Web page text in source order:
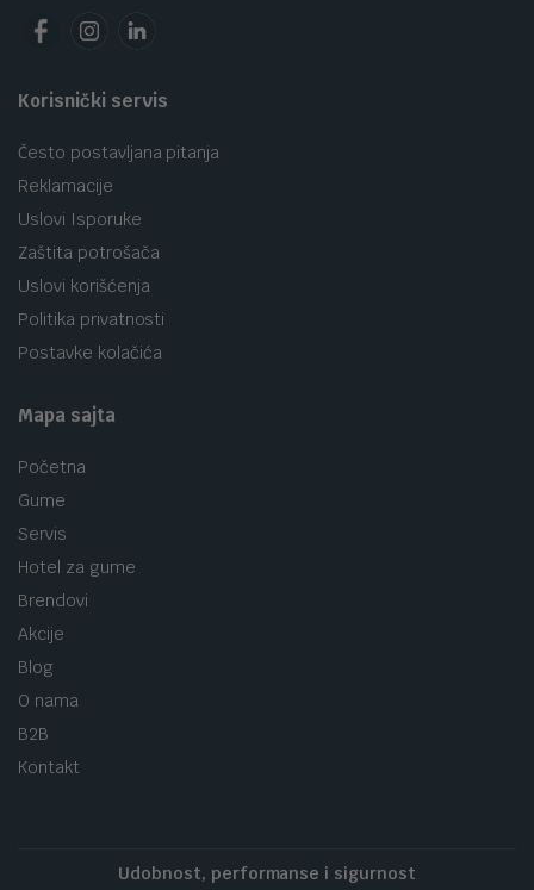
Korisnički servis
Često postavljana pitanja
Reklamacije
Uslovi Isporuke
Zaštita potrošača
Uslovi korišćenja
Politika privatnosti
Postavke kolačića
Mapa sajta
Početna
Gume
Servis
Hotel za gume
Brendovi
Akcije
Blog
O nama
B2B
Kontakt
Udobnost, performanse i sigurnost